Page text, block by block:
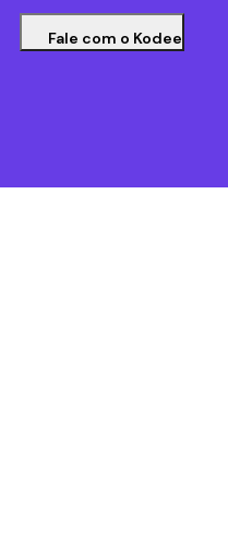
Fale com o Kodee